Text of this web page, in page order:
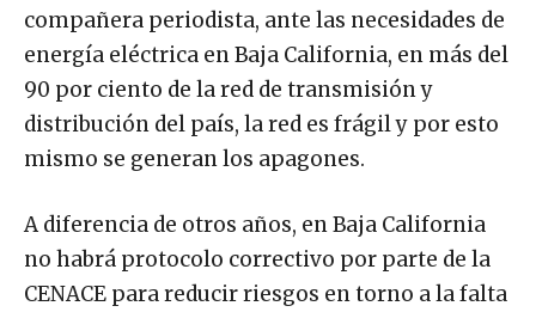
compañera periodista, ante las necesidades de
energía eléctrica en Baja California, en más del
90 por ciento de la red de transmisión y
distribución del país, la red es frágil y por esto
mismo se generan los apagones.
A diferencia de otros años, en Baja California
no habrá protocolo correctivo por parte de la
CENACE para reducir riesgos en torno a la falta